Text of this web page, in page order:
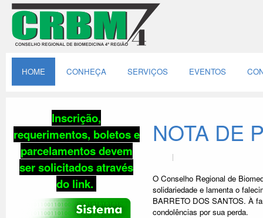
HOME CONHEÇA SERVIÇOS EVENTOS
Inscrição,
requerimentos, boletos e
parcelamentosdevem
ser solicitados através
do link.
NOTA DE
O Conselho Regional de
solidariedade e lamenta o
BARRETO DOS SANTOS. À
condolências por sua perda.